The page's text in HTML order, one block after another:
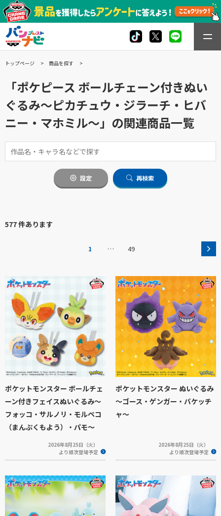
トップページ 商品を探す
「ポケピース ボールチェーン付きぬい
ぐるみ～ピカチュウ・ジラーチ・ヒバ
ニー・マホミル～」の関連商品一覧
設定 再検索
577 件あります
1 … 49
ポケットモンスター ボールチェ
ーン付きフェイスぬいぐるみ～
フォッコ・サルノリ・モルペコ
（まんぷくもよう）・パモ～
2026年8月25日（火）
より順次登場予定
ポケットモンスター ぬいぐるみ
～ゴース・ゲンガー・バケッチ
ャ～
2026年8月25日（火）
より順次登場予定